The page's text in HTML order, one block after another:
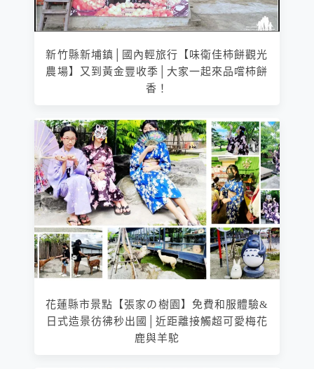
新竹縣新埔鎮│國內輕旅行【味衛佳柿餅觀光
農場】又到黃金豐收季│大家一起來品嚐柿餅
香！
花蓮縣市景點【張家の樹園】免費和服體驗&
日式造景彷彿秒出國│近距離接觸超可愛梅花
鹿與羊駝